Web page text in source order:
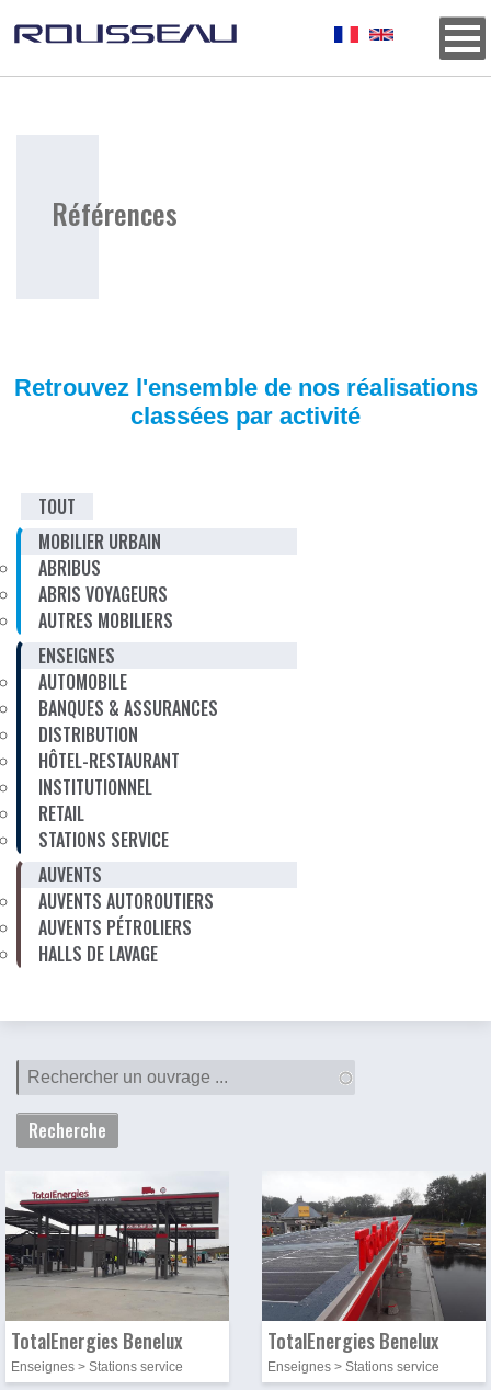
Titre
E9ECF2
Références
Retrouvez l'ensemble de nos réalisations
classées par activité
TOUT
MOBILIER URBAIN
ABRIBUS
ABRIS VOYAGEURS
AUTRES MOBILIERS
ENSEIGNES
AUTOMOBILE
BANQUES & ASSURANCES
DISTRIBUTION
HÔTEL-RESTAURANT
INSTITUTIONNEL
RETAIL
STATIONS SERVICE
AUVENTS
AUVENTS AUTOROUTIERS
AUVENTS PÉTROLIERS
HALLS DE LAVAGE
Photo
Image
TotalEnergies Benelux
Enseignes > Stations service
Photo
Image
TotalEnergies Benelux
Enseignes > Stations service